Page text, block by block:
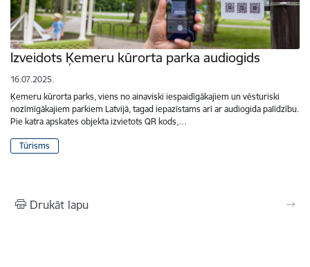
Izveidots Ķemeru kūrorta parka audiogids
16.07.2025.
Ķemeru kūrorta parks, viens no ainaviski iespaidīgākajiem un vēsturiski
nozīmīgākajiem parkiem Latvijā, tagad iepazīstams arī ar audiogida palīdzību.
Pie katra apskates objekta izvietots QR kods,…
Tūrisms
Drukāt lapu